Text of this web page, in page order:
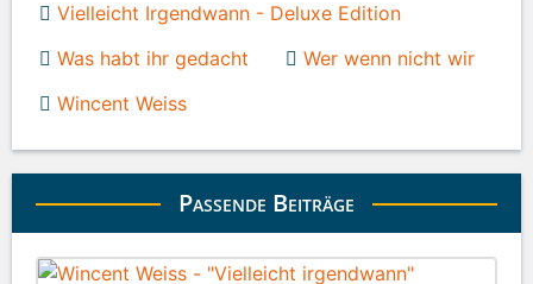
Vielleicht Irgendwann - Deluxe Edition
Was habt ihr gedacht
Wer wenn nicht wir
Wincent Weiss
Passende Beiträge